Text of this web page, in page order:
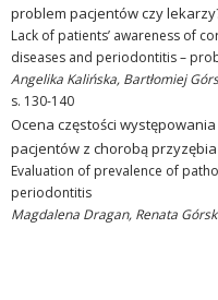
problem pacjentów czy
Lack of patients’ awareness of
diseases and periodontitis –
Angelika Kalińska, Bartłomiej
s. 130-140
Ocena częstości
pacjentów z chorobą przyzębia
Evaluation of prevalence of
periodontitis
Magdalena Dragan, Renata